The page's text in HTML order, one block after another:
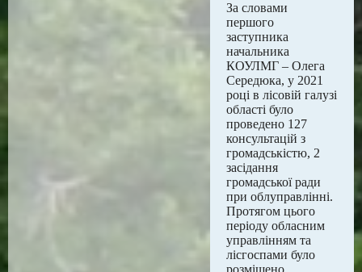
За словами
першого
заступника
начальника
КОУЛМГ – Олега
Середюка, у 2021
році в лісовій галузі
області було
проведено 127
консультацій з
громадськістю, 2
засідання
громадської ради
при облуправлінні.
Протягом цього
періоду обласним
управлінням та
лісгоспами було
розміщено